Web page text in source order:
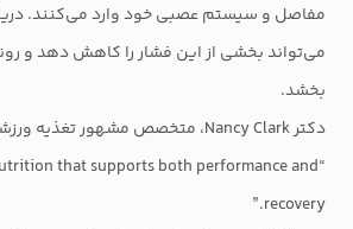
می‌تواند بخشی از این فشار را کاهش دهد و
بخشد.
دکتر Nancy Clark، متخصص مشهور تغذیه ورزشی، می‌گوید:
that supports both performance and
recovery.”